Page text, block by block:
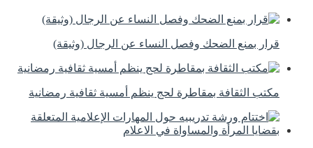
قرار بمنع الضحك وفصل النساء عن الرجال (وثيقة)
مكتب الثقافة بمقاطرة لحج ينظم أمسية ثقافية رمضانية